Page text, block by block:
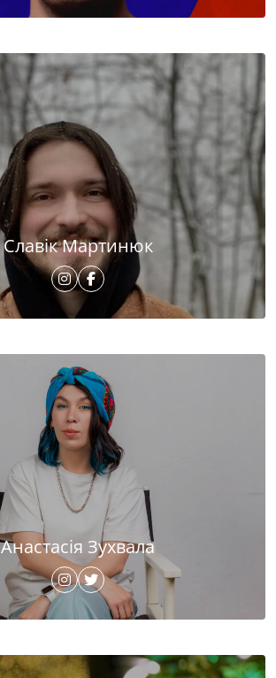
Славік Мартинюк
Анастасія Зухвала